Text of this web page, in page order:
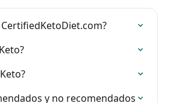
y no recomendados